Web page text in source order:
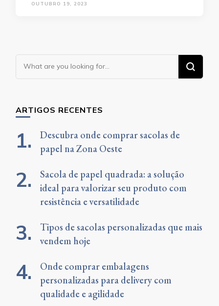
OUTUBRO 19, 2023
Looking
for
ARTIGOS RECENTES
Descubra onde comprar sacolas de
papel na Zona Oeste
Sacola de papel quadrada: a solução
ideal para valorizar seu produto com
resistência e versatilidade
Tipos de sacolas personalizadas que mais
vendem hoje
Onde comprar embalagens
personalizadas para delivery com
qualidade e agilidade